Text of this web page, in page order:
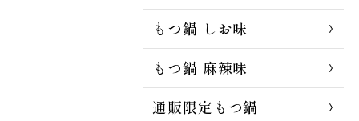
もつ鍋 しお味
もつ鍋 麻辣味
通販限定もつ鍋